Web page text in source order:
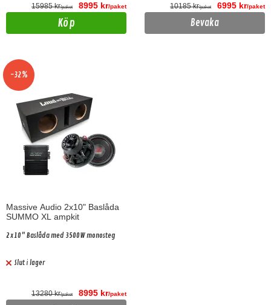
15985 kr/paket 8995 kr/paket
Köp
10185 kr/paket 6995 kr/paket
Bevaka
-32%
Massive Audio 2x10" Baslåda
SUMMO XL ampkit
2x10" Baslåda med 3500W monosteg
Slut i lager
13280 kr/paket 8995 kr/paket